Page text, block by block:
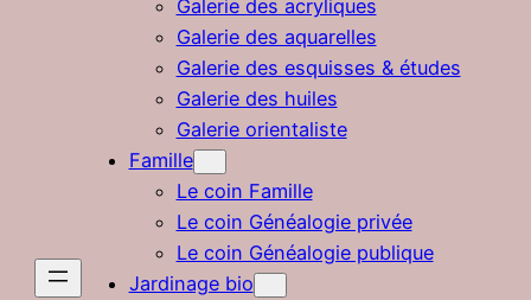
Galerie des acryliques
Galerie des aquarelles
Galerie des esquisses & études
Galerie des huiles
Galerie orientaliste
Famille
Le coin Famille
Le coin Généalogie privée
Le coin Généalogie publique
Jardinage bio